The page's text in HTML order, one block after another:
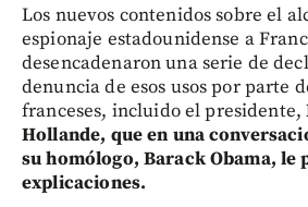
Los nuevos contenidos sobre el
espionaje estadounidense a
desencadenaron una serie de
denuncia de esos usos por parte
franceses, incluido el presidente,
Hollande, que en una
su homólogo, Barack Obama, le
explicaciones.